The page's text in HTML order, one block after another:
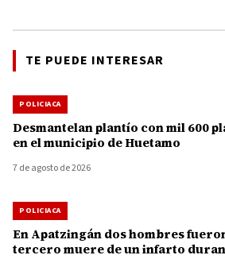
TE PUEDE INTERESAR
POLICIACA
Desmantelan plantío con mil 600
en el municipio de Huetamo
7 de agosto de 2026
POLICIACA
En Apatzingán dos hombres
tercero muere de un infarto